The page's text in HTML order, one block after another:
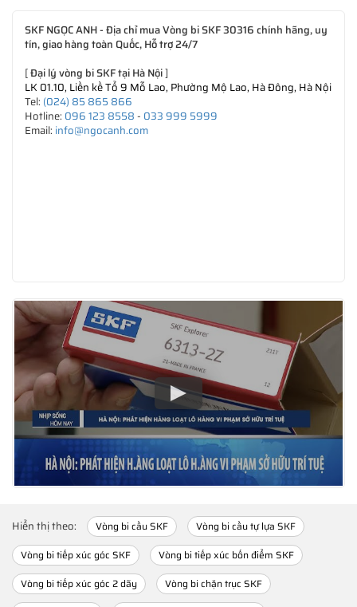
SKF NGỌC ANH - Địa chỉ mua Vòng bi SKF 30316 chính hãng, uy
tín, giao hàng toàn Quốc, Hỗ trợ 24/7
[Đại lý vòng bi SKF tại Hà Nội]
LK 01.10, Liền kề Tổ 9 Mỗ Lao, Phường Mộ Lao, Hà Đông, Hà Nội
Tel: (024) 85 865 866
Hotline: 096 123 8558- 033 999 5999
Email: info@ngocanh.com
Hiển thị theo: Vòng bi cầu SKF
Vòng bi cầu tự lựa SKF
Vòng bi tiếp xúc góc SKF
Vòng bi tiếp xúc bốn điểm SKF
Vòng bi tiếp xúc góc 2 dãy
Vòng bi chặn trục SKF